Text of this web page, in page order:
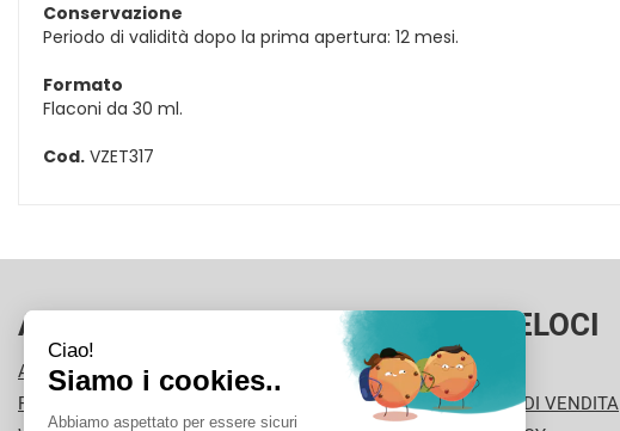
Conservazione
Periodo di validità dopo la prima apertura: 12 mesi.
Formato
Flaconi da 30 ml.
Cod. VZET317
AREA UTENTE
ACCEDI
REGISTRATI
LINK VELOCI
CONTATTI
CONDIZIONI DI VENDITA